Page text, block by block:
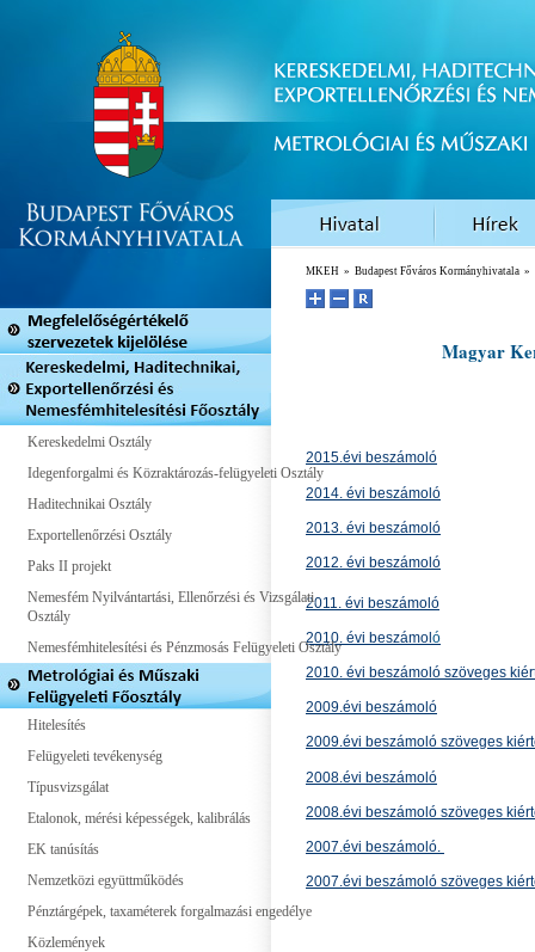
Kereskedelmi Osztály
Idegenforgalmi és Közraktározás-felügyeleti Osztály
Haditechnikai Osztály
Exportellenőrzési Osztály
Paks II projekt
Nemesfém Nyilvántartási, Ellenőrzési és Vizsgálati
Osztály
Nemesfémhitelesítési és Pénzmosás Felügyeleti Osztály
Hitelesítés
Felügyeleti tevékenység
Típusvizsgálat
Etalonok, mérési képességek, kalibrálás
EK tanúsítás
Nemzetközi együttműködés
Pénztárgépek, taxaméterek forgalmazási engedélye
Közlemények
MKEH » Budapest Főváros Kormányhivatala »
Magyar
2015.évi beszámoló
2014. évi beszámoló
2013. évi beszámoló
2012. évi beszámoló
2011. évi beszámoló
2010. évi beszámol ó
2010. évi beszámoló szöveges
2009.évi beszámoló
2009.évi beszámoló szöveges
2008.évi beszámoló
2008.évi beszámoló szöveges
2007.évi beszámoló.
2007.évi beszámoló szöveges